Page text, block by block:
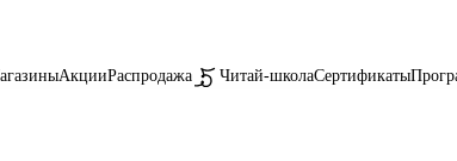
АкцииРаспродажа Читай-школаСертификаты